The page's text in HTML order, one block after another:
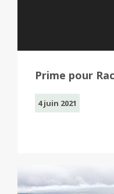
Prime pour
4 juin 2021